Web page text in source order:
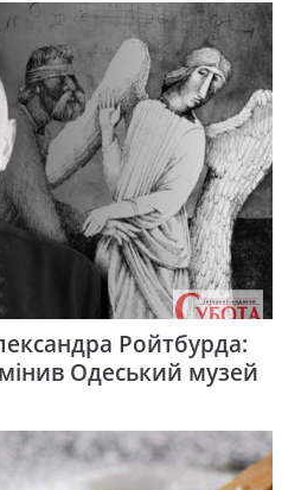
Ройтбурда:
Одеський музей